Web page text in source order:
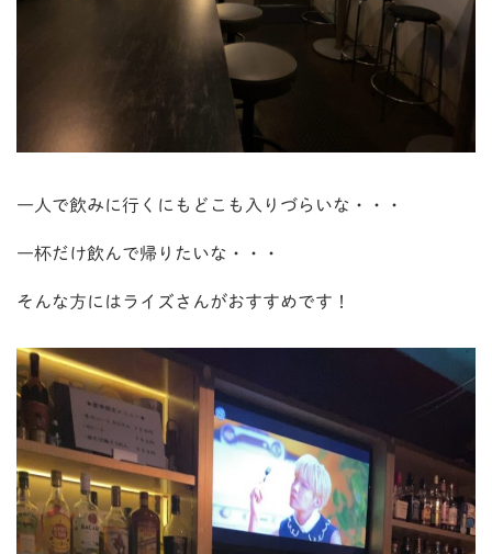
一人で飲みに行くにもどこも入りづらいな・・・
一杯だけ飲んで帰りたいな・・・
そんな方にはライズさんがおすすめです！